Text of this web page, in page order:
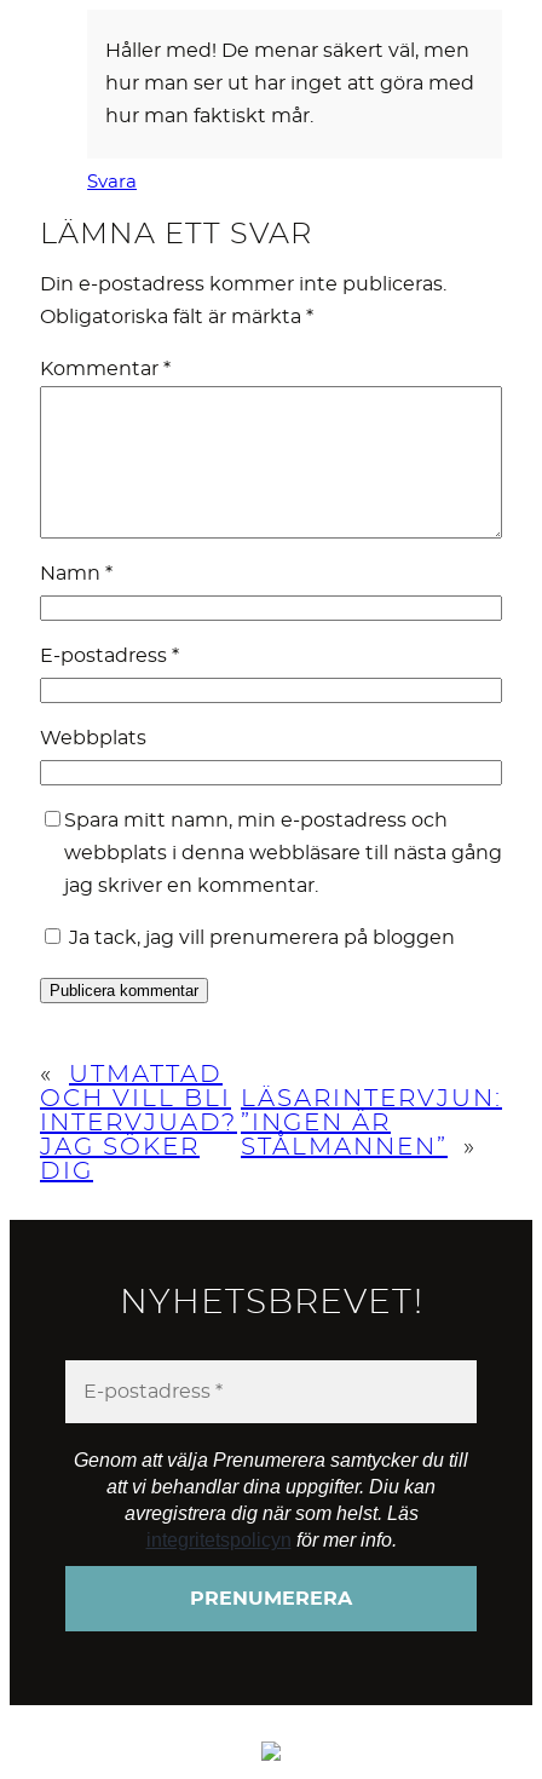
Håller med! De menar säkert väl, men
hur man ser ut har inget att göra med
hur man faktiskt mår.
Svara
LÄMNA ETT SVAR
Din e-postadress kommer inte publiceras.
Obligatoriska fält är märkta *
Kommentar *
Namn *
E-postadress *
Webbplats
Spara mitt namn, min e-postadress och
webbplats i denna webbläsare till nästa gång
jag skriver en kommentar.
Ja tack, jag vill prenumerera på bloggen
«
UTMATTAD
OCH VILL BLI
INTERVJUAD?
JAG SÖKER
DIG
LÄSARINTERVJUN:
”INGEN ÄR
STÅLMANNEN”
»
NYHETSBREVET!
Genom att välja Prenumerera samtycker du till
att vi behandlar dina uppgifter. Diu kan
avregistrera dig när som helst. Läs
integritetspolicyn för mer info.